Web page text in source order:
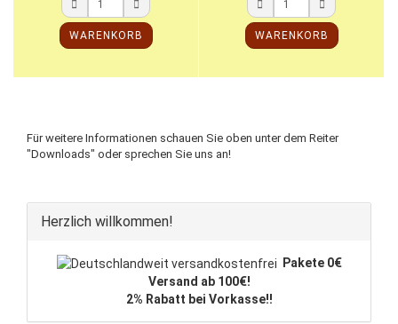
WARENKORB WARENKORB
Für weitere Informationen schauen Sie oben unter dem Reiter
"Downloads" oder sprechen Sie uns an!
Herzlich willkommen!
Pakete 0€
Versand ab 100€!
2% Rabatt bei Vorkasse!!